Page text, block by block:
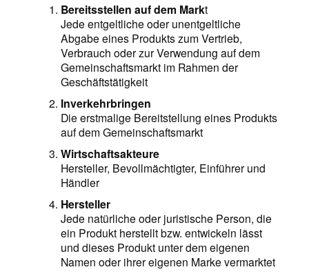
Bereitsstellen auf dem Markt
Jede entgeltliche oder unentgeltliche
Abgabe eines Produkts zum Vertrieb,
Verbrauch oder zur Verwendung auf dem
Gemeinschaftsmarkt im Rahmen der
Geschäftstätigkeit
Inverkehrbringen
Die erstmalige Bereitstellung eines Produkts
auf dem Gemeinschaftsmarkt
Wirtschaftsakteure
Hersteller, Bevollmächtigter, Einführer und
Händler
Hersteller
Jede natürliche oder juristische Person, die
ein Produkt herstellt bzw. entwickeln lässt
und dieses Produkt unter dem eigenen
Namen oder ihrer eigenen Marke vermarktet